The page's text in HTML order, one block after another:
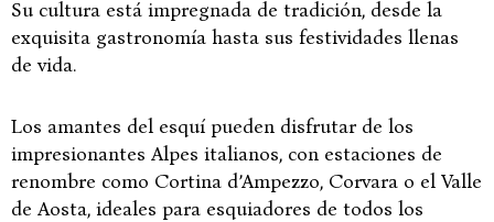
Su cultura está impregnada de tradición, desde la
exquisita gastronomía hasta sus festividades llenas
de vida.
Los amantes del esquí pueden disfrutar de los
impresionantes Alpes italianos, con estaciones de
renombre como Cortina d’Ampezzo, Corvara o el Valle
de Aosta, ideales para esquiadores de todos los